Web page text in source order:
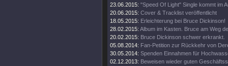
23.06.2015: "Speed Of Light" Single kommt im
20.06.2015: Cover & Tracklist veröffentlicht
18.05.2015: Erleichterung bei Bruce Dickinson!
28.02.2015: Album im Kasten. Bruce am Weg
20.02.2015: Bruce Dickinson schwer erkrankt.
05.08.2014: Fan-Petition zur Rückkehr von
30.05.2014: Spenden Einnahmen für
02.12.2013: Beweisen wieder guten